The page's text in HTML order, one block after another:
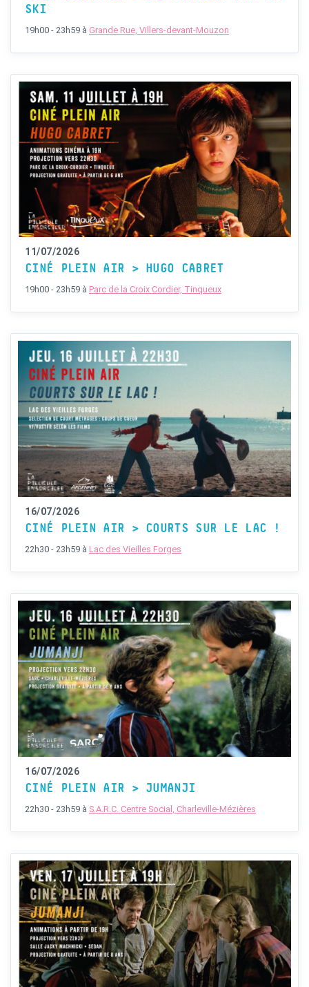
SKI
19h00 - 23h59 à Grande Rue, Villers-devant-Mouzon
11/07/2026
CINÉ PLEIN AIR > HUGO CABRET
19h00 - 23h59 à Parc de la Croix Cordier, Tinqueux
16/07/2026
CINÉ PLEIN AIR > COURTS SUR LE LAC !
22h30 - 23h59 à Lac des Vieilles Forges
16/07/2026
CINÉ PLEIN AIR > JUMANJI
22h30 - 23h59 à S.A.R.C. Centre Social, Charleville-Mézières